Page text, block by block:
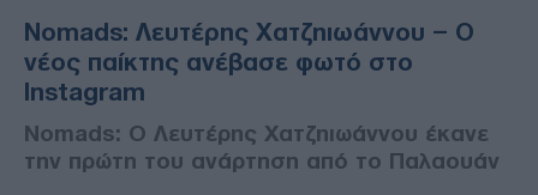
Nomads: Λευτέρης Χατζηιωάννου – Ο
νέος παίκτης ανέβασε φωτό στο
Instagram
Nomads: Ο Λευτέρης Χατζηιωάννου έκανε
την πρώτη του ανάρτηση από το Παλαουάν